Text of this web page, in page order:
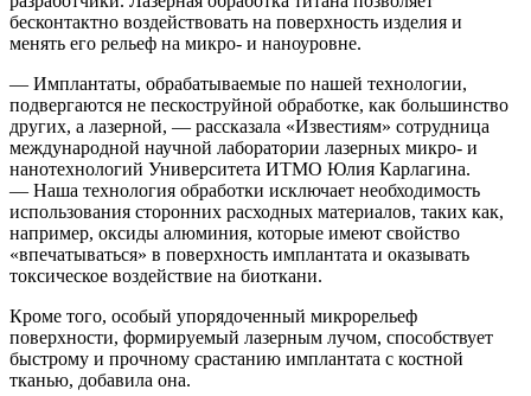
бесконтактно воздействовать на поверхность изделия и
менять его рельеф на микро- и наноуровне.
— Имплантаты, обрабатываемые по нашей технологии,
подвергаются не пескоструйной обработке, как большинство
других, а лазерной, — рассказала «Известиям» сотрудница
международной научной лаборатории лазерных микро- и
нанотехнологий Университета ИТМО Юлия Карлагина.
— Наша технология обработки исключает необходимость
использования сторонних расходных материалов, таких как,
например, оксиды алюминия, которые имеют свойство
«впечатываться» в поверхность имплантата и оказывать
токсическое воздействие на биоткани.
Кроме того, особый упорядоченный микрорельеф
поверхности, формируемый лазерным лучом, способствует
быстрому и прочному срастанию имплантата с костной
тканью, добавила она.